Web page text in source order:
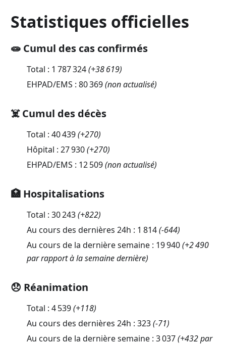
Statistiques officielles
🧫 Cumul des cas confirmés
Total : 1 787 324(+38 619)
EHPAD/EMS : 80 369(non actualisé)
☠️ Cumul des décès
Total : 40 439(+270)
Hôpital : 27 930(+270)
EHPAD/EMS : 12 509(non actualisé)
🏥 Hospitalisations
Total : 30 243(+822)
Au cours des dernières 24h : 1 814(-644)
Au cours de la dernière semaine : 19 940(+2 490
par rapport à la semaine dernière)
😞 Réanimation
Total : 4 539(+118)
Au cours des dernières 24h : 323(-71)
Au cours de la dernière semaine : 3 037(+432 par